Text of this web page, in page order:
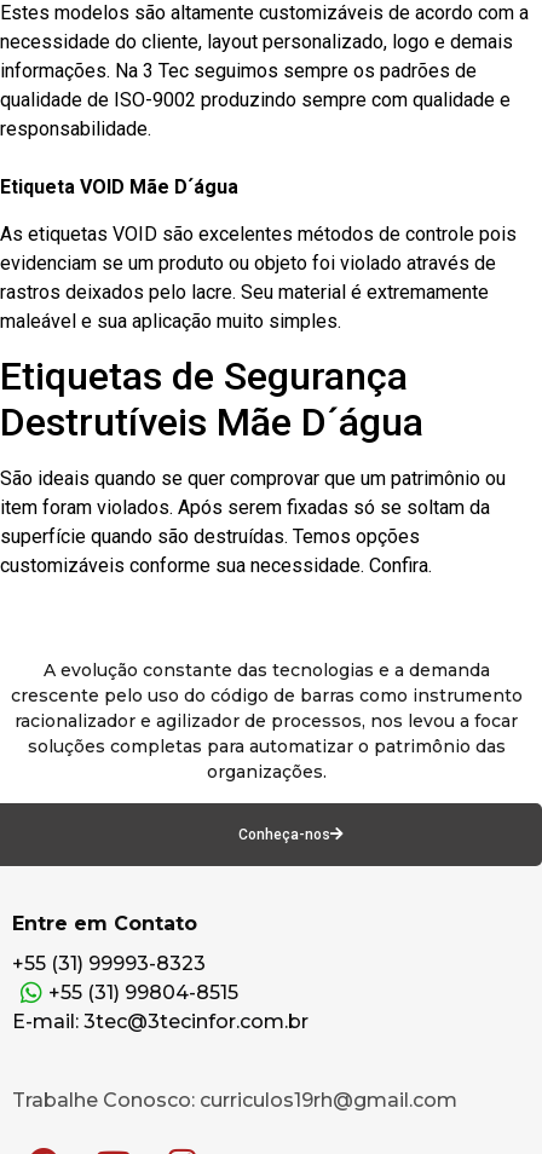
Estes modelos são altamente customizáveis de acordo com a
necessidade do cliente, layout personalizado, logo e demais
informações. Na 3 Tec seguimos sempre os padrões de
qualidade de ISO-9002 produzindo sempre com qualidade e
responsabilidade.
Etiqueta VOID Mãe D´água
As etiquetas VOID são excelentes métodos de controle pois
evidenciam se um produto ou objeto foi violado através de
rastros deixados pelo lacre. Seu material é extremamente
maleável e sua aplicação muito simples.
Etiquetas de Segurança
Destrutíveis Mãe D´água
São ideais quando se quer comprovar que um patrimônio ou
item foram violados. Após serem fixadas só se soltam da
superfície quando são destruídas. Temos opções
customizáveis conforme sua necessidade. Confira.
A evolução constante das tecnologias e a demanda
crescente pelo uso do código de barras como instrumento
racionalizador e agilizador de processos, nos levou a focar
soluções completas para automatizar o patrimônio das
organizações.
Conheça-nos
Entre em Contato
+55 (31) 99993-8323
+55 (31) 99804-8515
E-mail: 3tec@3tecinfor.com.br
Trabalhe Conosco: curriculos19rh@gmail.com